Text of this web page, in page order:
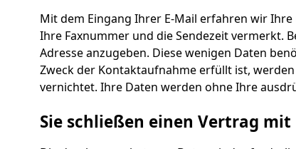
Mit dem Eingang Ihrer E-Mail erfahren wir
Ihre Faxnummer und die Sendezeit vermerkt.
Adresse anzugeben. Diese wenigen Daten
Zweck der Kontaktaufnahme erfüllt ist,
vernichtet. Ihre Daten werden ohne Ihre
Sie schließen einen Vertrag mit